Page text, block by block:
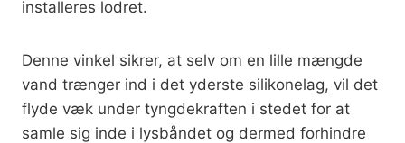
installeres lodret.
Denne vinkel sikrer, at selv om en lille mængde
vand trænger ind i det yderste silikonelag, vil det
flyde væk under tyngdekraften i stedet for at
samle sig inde i lysbåndet og dermed forhindre